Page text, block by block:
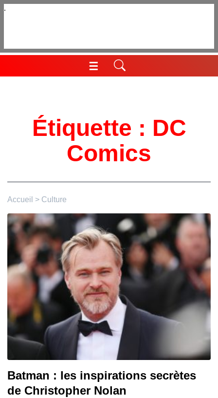
Aller
☰
Menu
Étiquette : DC
Comics
Accueil > Culture
Batman : les inspirations secrètes
de Christopher Nolan